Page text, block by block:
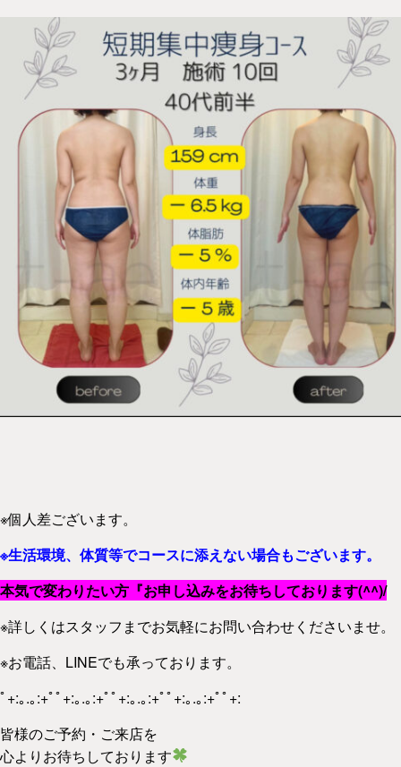
※個人差ございます。
※生活環境、体質等でコースに添えない場合もございます。
本気で変わりたい方『お申し込みをお待ちしております(^^)/
※詳しくはスタッフまでお気軽にお問い合わせくださいませ。
※お電話、LINEでも承っております。
ﾟ+:｡.｡:+ﾟﾟ+:｡.｡:+ﾟﾟ+:｡.｡:+ﾟﾟ+:｡.｡:+ﾟﾟ+:
皆様のご予約・ご来店を
心よりお待ちしております